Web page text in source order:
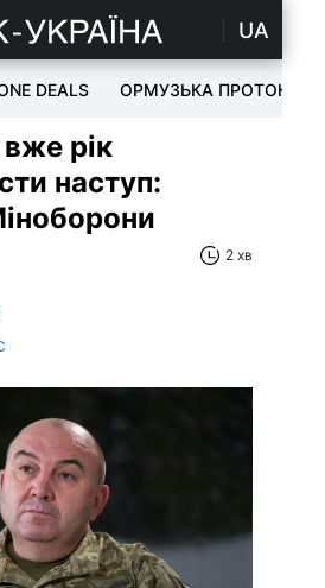
UA
DEALS ОРМУЗЬКА ПРОТОКА
рік
наступ:
2 хв